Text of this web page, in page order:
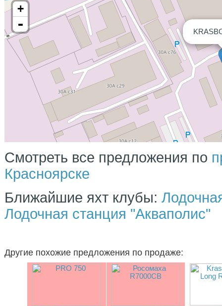
+
-
Смотреть все предложения по
Красноярске
Ближайшие яхт клубы:
Лодочная станция "Акваполис"
Другие похожие предложения по продаже: